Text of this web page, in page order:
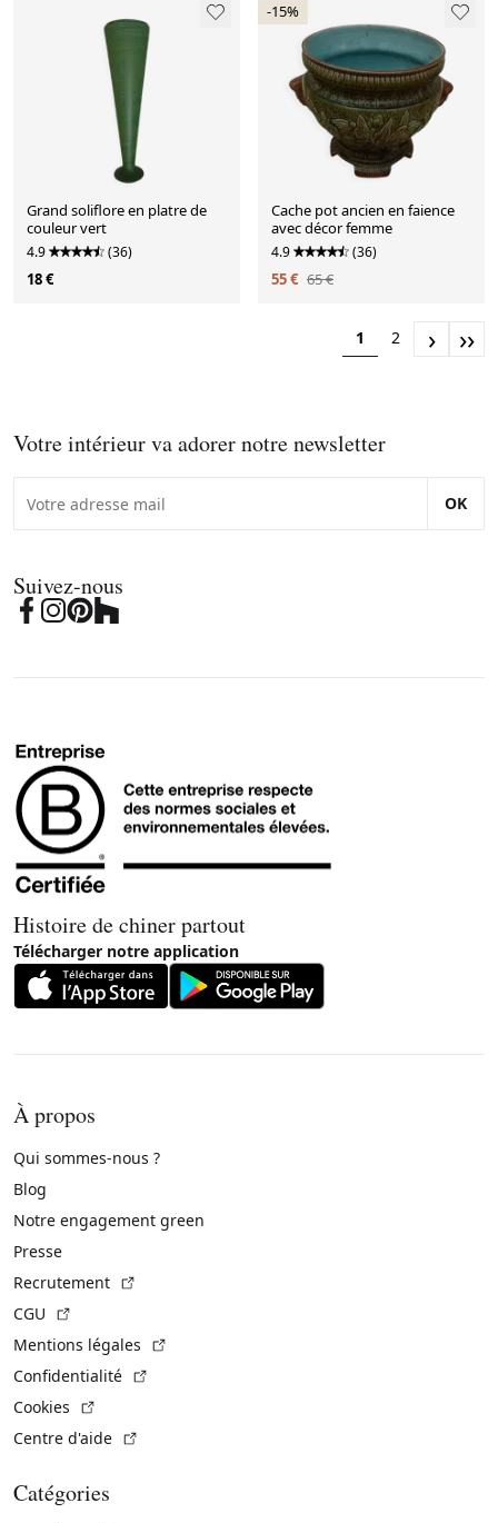
Grand soliflore en platre de
couleur vert
4.9 (36)
18 €
-15%
Cache pot ancien en faience
avec décor femme
4.9 (36)
55 € 65 €
1 2 › ››
Votre intérieur va adorer notre newsletter
OK
Suivez-nous
Histoire de chiner partout
Télécharger notre application
À propos
Qui sommes-nous ?
Blog
Notre engagement green
Presse
Recrutement
CGU
Mentions légales
Confidentialité
Cookies
Centre d'aide
Catégories